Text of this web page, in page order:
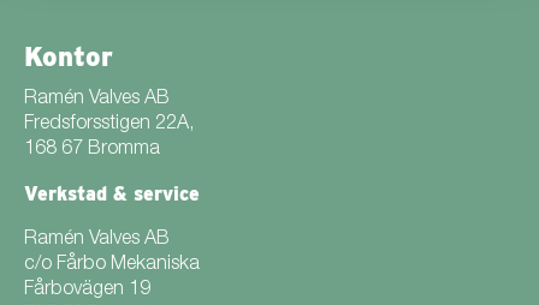
Kontor
Ramén Valves AB
Fredsforsstigen 22A,
168 67 Bromma
Verkstad & service
Ramén Valves AB
c/o Fårbo Mekaniska
Fårbovägen 19